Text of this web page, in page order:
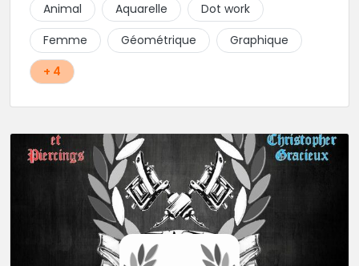
Animal
Aquarelle
Dot work
Femme
Géométrique
Graphique
+ 4